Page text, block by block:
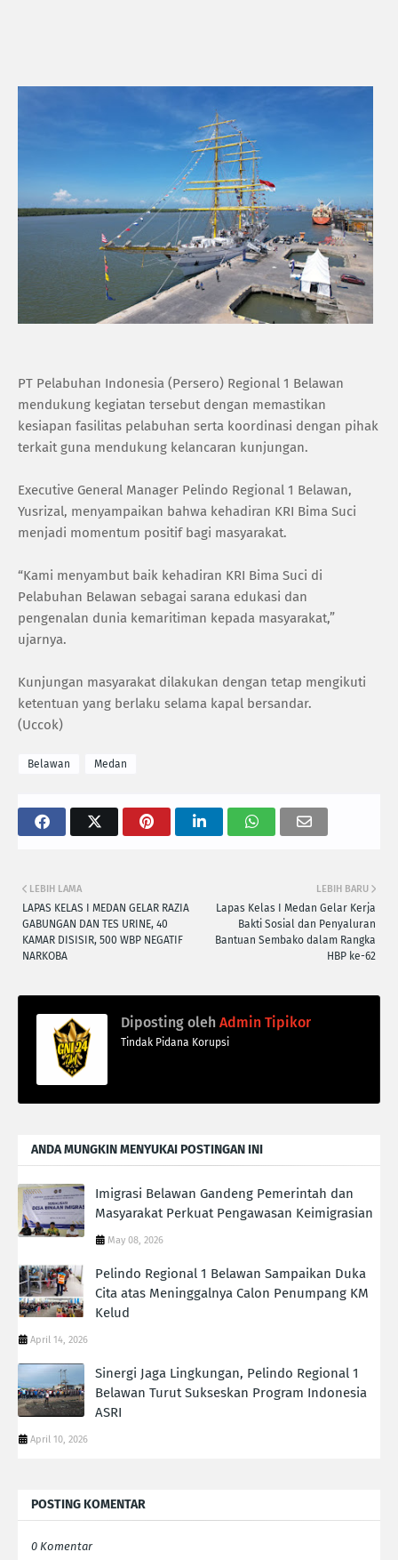
PT Pelabuhan Indonesia (Persero) Regional 1 Belawan
mendukung kegiatan tersebut dengan memastikan
kesiapan fasilitas pelabuhan serta koordinasi dengan pihak
terkait guna mendukung kelancaran kunjungan.
Executive General Manager Pelindo Regional 1 Belawan,
Yusrizal, menyampaikan bahwa kehadiran KRI Bima Suci
menjadi momentum positif bagi masyarakat.
“Kami menyambut baik kehadiran KRI Bima Suci di
Pelabuhan Belawan sebagai sarana edukasi dan
pengenalan dunia kemaritiman kepada masyarakat,”
ujarnya.
Kunjungan masyarakat dilakukan dengan tetap mengikuti
ketentuan yang berlaku selama kapal bersandar.
(Uccok)
Belawan Medan
LEBIH BARU
Lapas Kelas I Medan Gelar Kerja
Bakti Sosial dan Penyaluran
Bantuan Sembako dalam Rangka
HBP ke-62
LEBIH LAMA
LAPAS KELAS I MEDAN GELAR RAZIA
GABUNGAN DAN TES URINE, 40
KAMAR DISISIR, 500 WBP NEGATIF
NARKOBA
Diposting oleh Admin Tipikor
Tindak Pidana Korupsi
ANDA MUNGKIN MENYUKAI POSTINGAN INI
Imigrasi Belawan Gandeng Pemerintah dan
Masyarakat Perkuat Pengawasan Keimigrasian
May 08, 2026
Pelindo Regional 1 Belawan Sampaikan Duka
Cita atas Meninggalnya Calon Penumpang KM
Kelud
April 14, 2026
Sinergi Jaga Lingkungan, Pelindo Regional 1
Belawan Turut Sukseskan Program Indonesia
ASRI
April 10, 2026
POSTING KOMENTAR
0 Komentar